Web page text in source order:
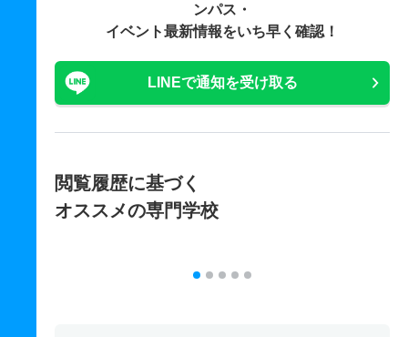
ンパス・
イベント最新情報をいち早く確認！
LINEで通知を受け取る
閲覧履歴に基づく
オススメの専門学校